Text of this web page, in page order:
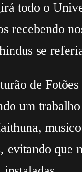
todo o
recebendo
se
de
um
que